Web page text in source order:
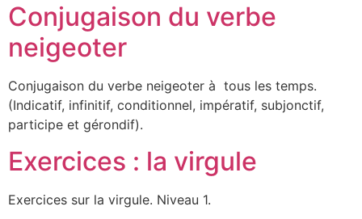
Conjugaison du verbe
neigeoter
Conjugaison du verbe neigeoter à tous les temps.
(Indicatif, infinitif, conditionnel, impératif, subjonctif,
participe et gérondif).
Exercices : la virgule
Exercices sur la virgule. Niveau 1.